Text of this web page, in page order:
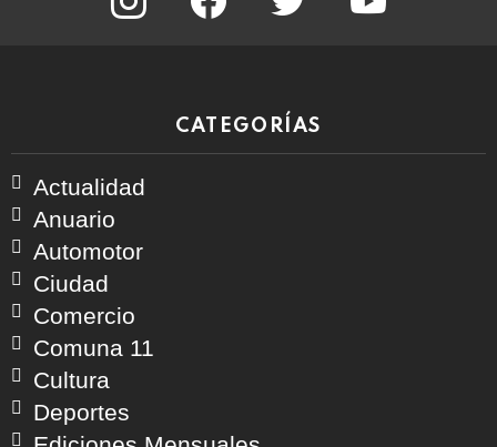
CATEGORÍAS
Actualidad
Anuario
Automotor
Ciudad
Comercio
Comuna 11
Cultura
Deportes